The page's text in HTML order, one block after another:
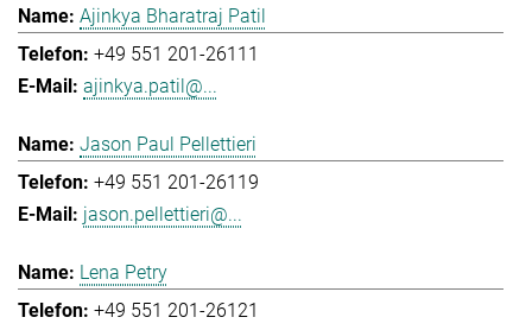
Ajinkya Bharatraj Patil
+49 551 201-26111
ajinkya.patil@...
Jason Paul Pellettieri
+49 551 201-26119
jason.pellettieri@...
Lena Petry
+49 551 201-26121